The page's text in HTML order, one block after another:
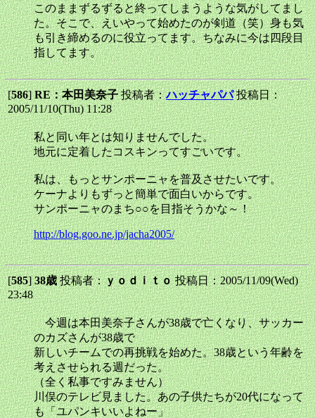
このままずるずると終ってしまうような気がしてまし
た。そこで、えいやって始めたのが剣道（笑）身も気
も引き締めるのに役立ってます。ちなみに今は四段目
指してます。
[586]RE：本田美奈子投稿者：ハッチャパパ 投稿日：
2005/11/10(Thu) 11:28
私と同い年とは知りませんでした。
地元に定着したコスキンってすごいです。
私は、もっとサンポーニャを普及させたいです。
ケーナよりもずっと簡単で面白いからです。
サンポーニャのまち○○を目指そうかな～！
http://blog.goo.ne.jp/jacha2005/
[585]38歳投稿者：ｙｏｄｉｔｏ投稿日：2005/11/09(Wed)
23:48
今週は本田美奈子さんが38歳で亡くなり、サッカー
のカズさんが38歳で
新しいチームでの再挑戦を始めた。38歳という年齢を
考えさせられる週だった。
（全く私事ですみません）
川俣のテレビ見ました。あの子供たちが20代になって
も「ユパンキいいよねー」